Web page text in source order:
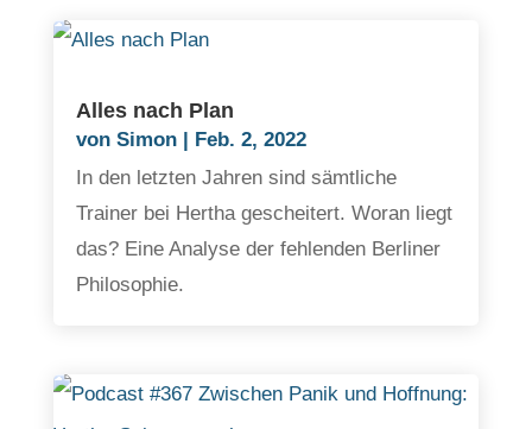
Alles nach Plan
von Simon| Feb. 2, 2022
In den letzten Jahren sind sämtliche
Trainer bei Hertha gescheitert. Woran liegt
das? Eine Analyse der fehlenden Berliner
Philosophie.